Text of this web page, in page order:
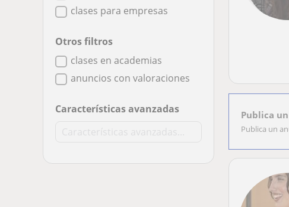
clases para empresas
Otros filtros
clases en academias
anuncios con valoraciones
Características avanzadas Publica
Publica un